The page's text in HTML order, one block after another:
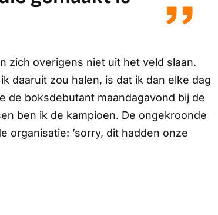
zich overigens niet uit het veld slaan.
daaruit zou halen, is dat ik dan elke dag
boksdebutant maandagavond bij de
ben ik de kampioen. De ongekroonde
organisatie: ’sorry, dit hadden onze